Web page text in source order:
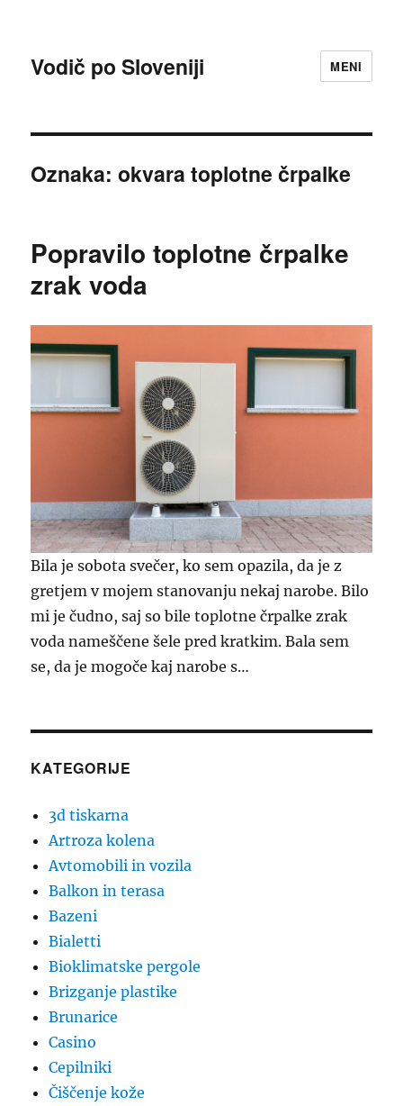
Vodič po Sloveniji MENI
Oznaka:okvara toplotne črpalke
Popravilo toplotne črpalke
zrak voda
Bila je sobota svečer, ko sem opazila, da je z
gretjem v mojem stanovanju nekaj narobe. Bilo
mi je čudno, saj so bile toplotne črpalke zrak
voda nameščene šele pred kratkim. Bala sem
se, da je mogoče kaj narobe s…
KATEGORIJE
3d tiskarna
Artroza kolena
Avtomobili in vozila
Balkon in terasa
Bazeni
Bialetti
Bioklimatske pergole
Brizganje plastike
Brunarice
Casino
Cepilniki
Čiščenje kože